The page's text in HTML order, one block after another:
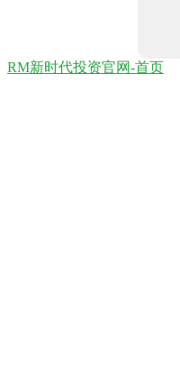
RM新时代投资官网-首页